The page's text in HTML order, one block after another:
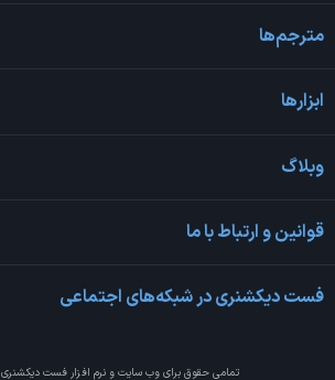
مترجم‌ها
ابزارها
وبلاگ
قوانین و ارتباط با ما
فست دیکشنری در شبکه‌های اجتماعی
تمامی حقوق برای وب سایت و نرم افزارفست دیکشنری